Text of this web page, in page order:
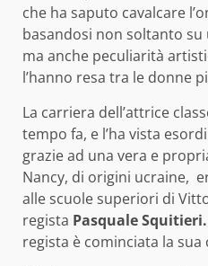
che ha saputo cavalcare
basandosi non soltanto su
ma anche peculiarità
l’hanno resa tra le donne
La carriera dell’attrice
tempo fa, e l’ha vista
grazie ad una vera e
Nancy, di origini ucraine,
alle scuole superiori di
regista Pasquale Squitieri.
regista è cominciata la